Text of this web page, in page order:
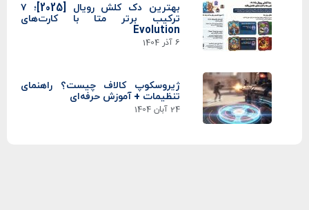
بهترین دک کلش رویال [2025]؛ ۷
ترکیب برتر متا با کارت‌های
Evolution
6 آذر 1404
ژیروسکوپ کالاف چیست؟ راهنمای
تنظیمات + آموزش حرفه‌ای
24 آبان 1404